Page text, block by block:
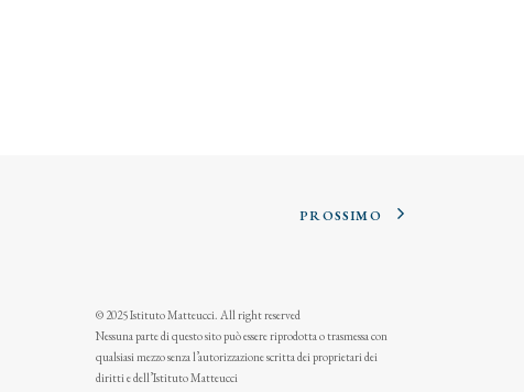
PROSSIMO
© 2025 Istituto Matteucci. All right reserved
Nessuna parte di questo sito può essere riprodotta o trasmessa con
qualsiasi mezzo senza l’autorizzazione scritta dei proprietari dei
diritti e dell’Istituto Matteucci